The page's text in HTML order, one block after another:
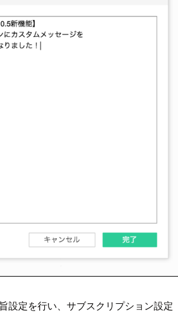
設定を行い、サブスクリプション設定